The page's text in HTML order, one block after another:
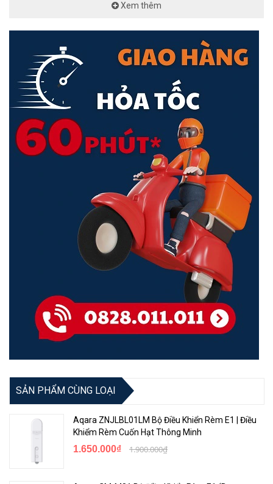
Xem thêm
SẢN PHẨM CÙNG LOẠI
Aqara ZNJLBL01LM Bộ Điều Khiển Rèm E1 | Điều
Khiểm Rèm Cuốn Hạt Thông Minh
1.650.000₫ 1.900.000₫